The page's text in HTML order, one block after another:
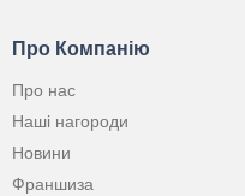
Про Компанію
Про нас
Наші нагороди
Новини
Франшиза